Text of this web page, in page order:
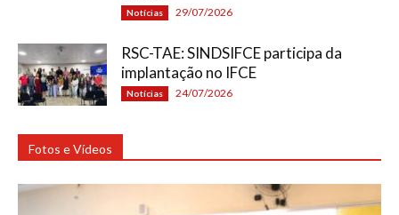
Notícias 29/07/2026
RSC-TAE: SINDSIFCE participa da
implantação no IFCE
Notícias 24/07/2026
Fotos e Vídeos